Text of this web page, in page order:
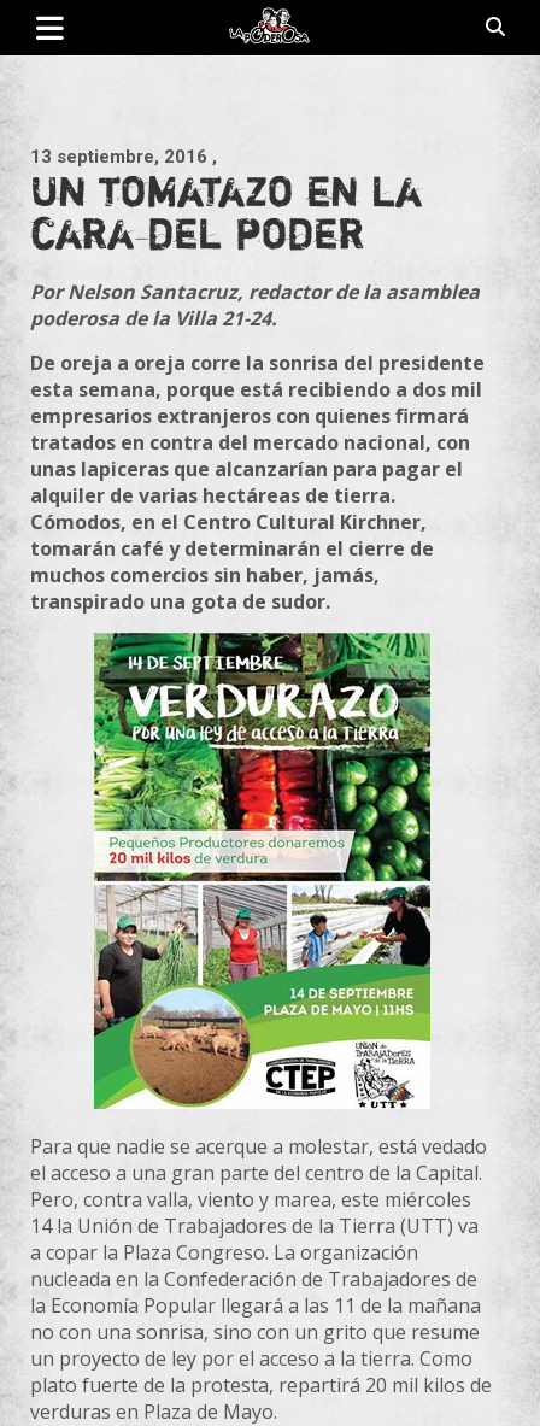
Saltar
contenido
Poderosa.
13 septiembre, 2016 ,
Un tomatazo en la
cara del poder
Por Nelson Santacruz, redactor de la asamblea
poderosa de la Villa 21-24.
De oreja a oreja corre la sonrisa del presidente
esta semana, porque está recibiendo a dos mil
empresarios extranjeros con quienes firmará
tratados en contra del mercado nacional, con
unas lapiceras que alcanzarían para pagar el
alquiler de varias hectáreas de tierra.
Cómodos, en el Centro Cultural Kirchner,
tomarán café y determinarán el cierre de
muchos comercios sin haber, jamás,
transpirado una gota de sudor.
Para que nadie se acerque a molestar, está vedado
el acceso a una gran parte del centro de la Capital.
Pero, contra valla, viento y marea, este miércoles
14 la Unión de Trabajadores de la Tierra (UTT) va
a copar la Plaza Congreso. La organización
nucleada en la Confederación de Trabajadores de
la Economía Popular llegará a las 11 de la mañana
no con una sonrisa, sino con un grito que resume
un proyecto de ley por el acceso a la tierra. Como
plato fuerte de la protesta, repartirá 20 mil kilos de
verduras en Plaza de Mayo.